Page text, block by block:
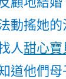
動搖她的
人甜心寶
道他們母